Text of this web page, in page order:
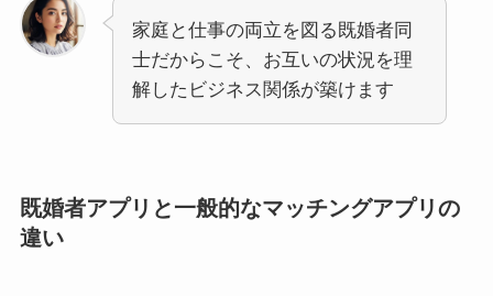
家庭と仕事の両立を図る既婚者同
士だからこそ、お互いの状況を理
解したビジネス関係が築けます
既婚者アプリと一般的なマッチングアプリの
違い